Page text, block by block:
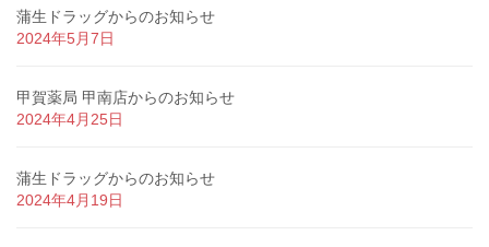
蒲生ドラッグからのお知らせ
2024年5月7日
甲賀薬局 甲南店からのお知らせ
2024年4月25日
蒲生ドラッグからのお知らせ
2024年4月19日